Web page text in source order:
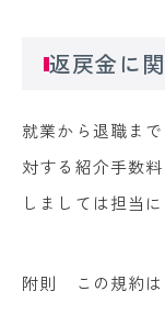
返戻金に
就業から退職ま
対する紹介手数
しましては担当
附則 この規約は